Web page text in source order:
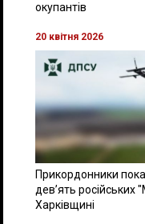
окупантів
20 квітня 2026
Прикордонники
девʼять російських
Харківщині